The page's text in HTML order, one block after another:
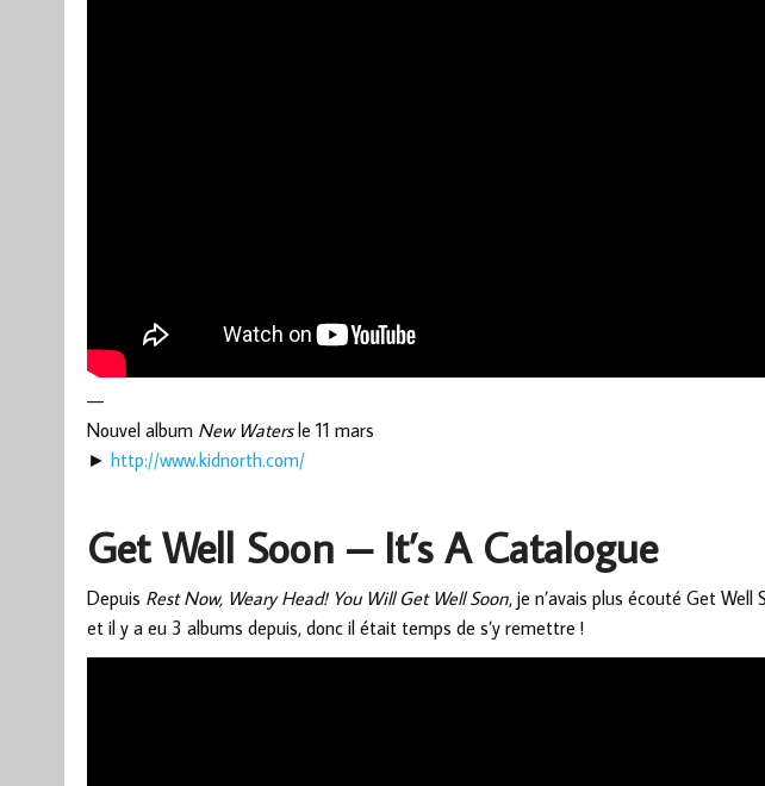
—
Nouvel album New Watersle 11 mars
► http://www.kidnorth.com/
Get Well Soon – It’s A Catalogue
Depuis Rest Now, Weary Head! You Will Get Well Soon, je n’avais plus écouté Get
et il y a eu 3 albums depuis, donc il était temps de s’y remettre !